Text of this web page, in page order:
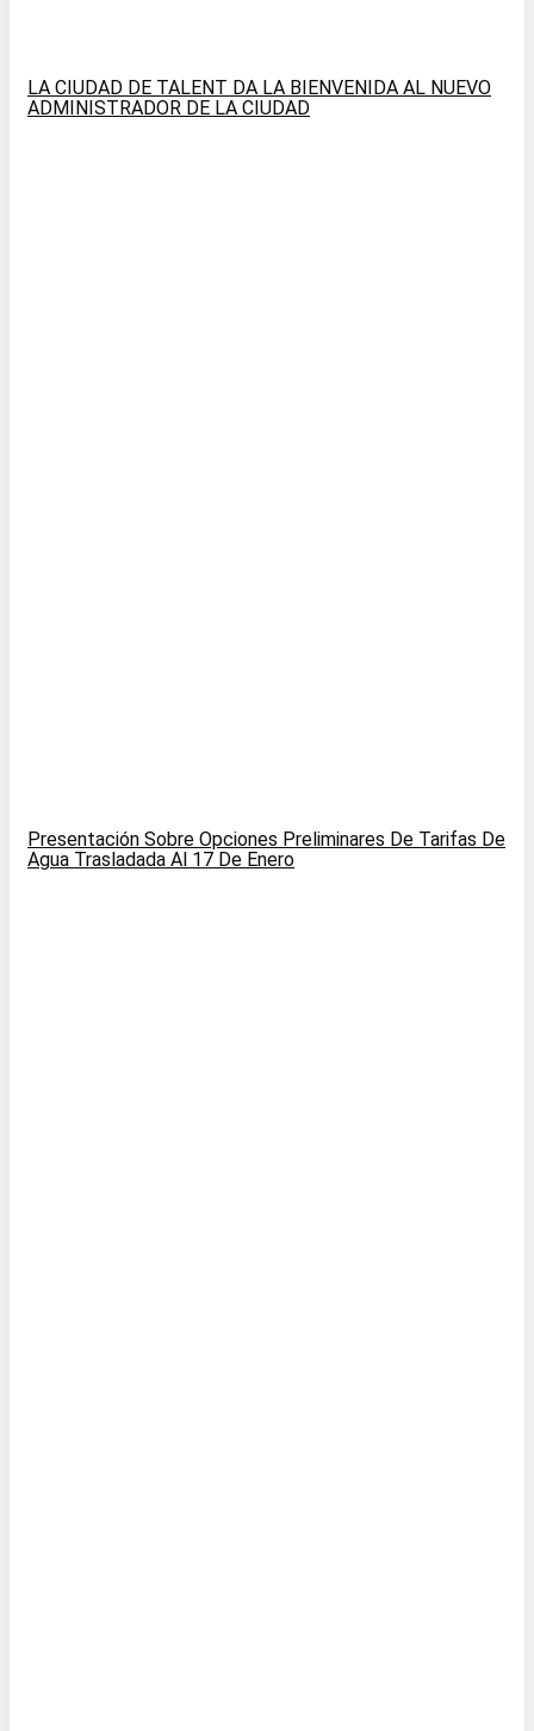
LA CIUDAD DE TALENT DA LA BIENVENIDA AL NUEVO
ADMINISTRADOR DE LA CIUDAD
Presentación Sobre Opciones Preliminares De Tarifas De
Agua Trasladada Al 17 De Enero